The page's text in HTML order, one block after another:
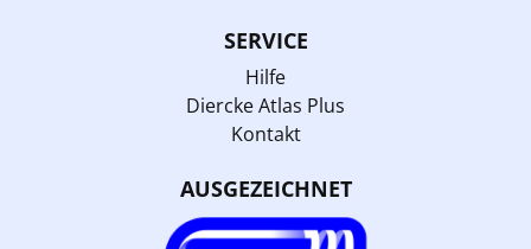
SERVICE
Hilfe
Diercke Atlas Plus
Kontakt
AUSGEZEICHNET